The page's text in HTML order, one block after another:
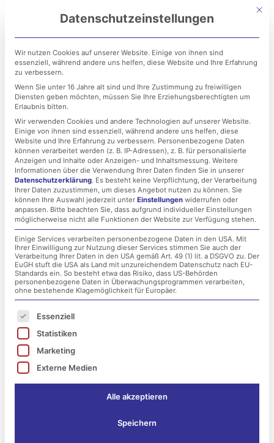
springen
Die Cloud-Evolution geht
weiter!
14. März 2022
Die Cloud-Evolution geht weiter!
Mit
Datenschutzeinstellungen
Wir nutzen Cookies auf unserer Website. Einige von ihnen sind
essenziell, während andere uns helfen, diese Website und Ihre Erfahrung
zu verbessern.
Wenn Sie unter 16 Jahre alt sind und Ihre Zustimmung zu freiwilligen
Diensten geben möchten, müssen Sie Ihre Erziehungsberechtigten um
Erlaubnis bitten.
Wir verwenden Cookies und andere Technologien auf unserer Website.
Einige von ihnen sind essenziell, während andere uns helfen, diese
Website und Ihre Erfahrung zu verbessern. Personenbezogene Daten
können verarbeitet werden (z. B. IP-Adressen), z. B. für personalisierte
Anzeigen und Inhalte oder Anzeigen- und Inhaltsmessung. Weitere
Informationen über die Verwendung Ihrer Daten finden Sie in unserer
Datenschutzerklärung. Es besteht keine Verpflichtung, der Verarbeitung
Ihrer Daten zuzustimmen, um dieses Angebot nutzen zu können. Sie
können Ihre Auswahl jederzeit unter Einstellungen widerrufen oder
anpassen. Bitte beachten Sie, dass aufgrund individueller Einstellungen
möglicherweise nicht alle Funktionen der Website zur Verfügung stehen.
Einige Services verarbeiten personenbezogene Daten in den USA. Mit
Ihrer Einwilligung zur Nutzung dieser Services stimmen Sie auch der
Verarbeitung Ihrer Daten in den USA gemäß Art. 49 (1) lit. a DSGVO zu. Der
EuGH stuft die USA als Land mit unzureichendem Datenschutz nach EU-
Standards ein. So besteht etwa das Risiko, dass US-Behörden
personenbezogene Daten in Überwachungsprogrammen verarbeiten,
ohne bestehende Klagemöglichkeit für Europäer.
Es folgt eine Liste der Service-Gruppen, für die
Essenziell
Statistiken
Marketing
Externe Medien
Alle akzeptieren
Speichern